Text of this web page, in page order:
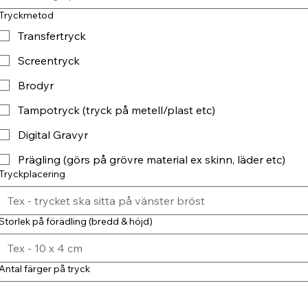
Transfertryck
Screentryck
Brodyr
Tampotryck (tryck på metell/plast etc)
Digital Gravyr
Prägling (görs på grövre material ex skinn, läder etc)
på förädling (bredd & höjd)
färger på tryck